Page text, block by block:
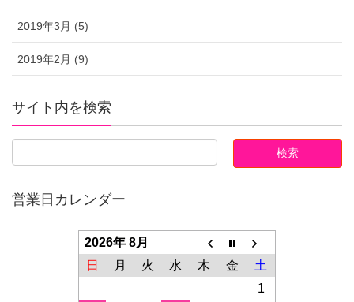
2019年3月 (5)
2019年2月 (9)
サイト内を検索
営業日カレンダー
2026年 8月
日
月 火 水 木 金
土
1